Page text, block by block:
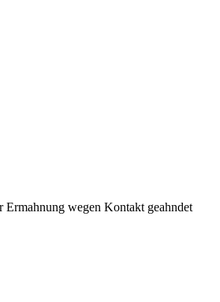
wegen Kontakt geahndet